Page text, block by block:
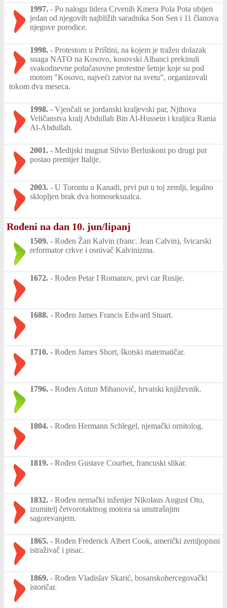
1997. - Po nalogu lidera Crvenih Kmera Pola Pota ubijen
jedan od njegovih najbližih saradnika Son Sen i 11 članova
njegove porodice.
1998. - Protestom u Prištini, na kojem je tražen dolazak
snaga NATO na Kosovo, kosovski Albanci prekinuli
svakodnevne polučasovne protestne šetnje koje su pod
motom "Kosovo, najveći zatvor na svetu", organizovali
tokom dva meseca.
1998. - Vjenčali se jordanski kraljevski par, Njihova
Veličanstva kralj Abdullah Bin Al-Hussein i kraljica Rania
Al-Abdullah.
2001. - Medijski magnat Silvio Berluskoni po drugi put
postao premijer Italije.
2003. - U Torontu u Kanadi, prvi put u toj zemlji, legalno
sklopljen brak dva homoseksualca.
Rođeni na dan 10. jun/lipanj
1509. - Rođen Žan Kalvin (franc. Jean Calvin), švicarski
reformator crkve i osnivač Kalvinizma.
1672. - Rođen Petar I Romanov, prvi car Rusije.
1688. - Rođen James Francis Edward Stuart.
1710. - Rođen James Short, škotski matematičar.
1796. - Rođen Antun Mihanović, hrvatski književnik.
1804. - Rođen Hermann Schlegel, njemački ornitolog.
1819. - Rođen Gustave Courbet, francuski slikar.
1832. - Rođen nemački inženjer Nikolaus August Oto,
izumitelj četvorotaktnog motora sa unutrašnjim
sagorevanjem.
1865. - Rođen Frederick Albert Cook, američki zemljopisni
istraživač i pisac.
1869. - Rođen Vladislav Skarić, bosanskohercegovački
istoričar.